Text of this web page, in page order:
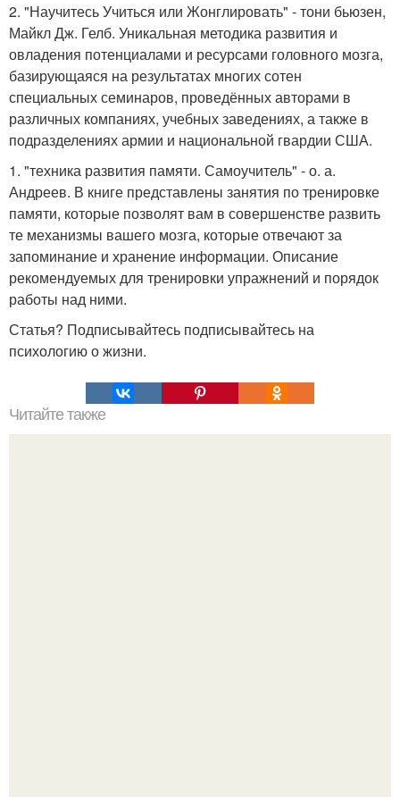
2. "Научитесь Учиться или Жонглировать" - тони бьюзен,
Майкл Дж. Гелб. Уникальная методика развития и
овладения потенциалами и ресурсами головного мозга,
базирующаяся на результатах многих сотен
специальных семинаров, проведённых авторами в
различных компаниях, учебных заведениях, а также в
подразделениях армии и национальной гвардии США.
1. "техника развития памяти. Самоучитель" - о. а.
Андреев. В книге представлены занятия по тренировке
памяти, которые позволят вам в совершенстве развить
те механизмы вашего мозга, которые отвечают за
запоминание и хранение информации. Описание
рекомендуемых для тренировки упражнений и порядок
работы над ними.
Статья? Подписывайтесь подписывайтесь на
психологию о жизни.
Читайте также